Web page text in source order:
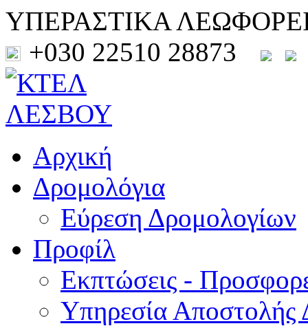
ΥΠΕΡΑΣΤΙΚΑ
+030 22510 28873
Αρχική
Δρομολόγια
Εύρεση Δρομολογίων
Προφίλ
Εκπτώσεις -
Υπηρεσία Αποστολής